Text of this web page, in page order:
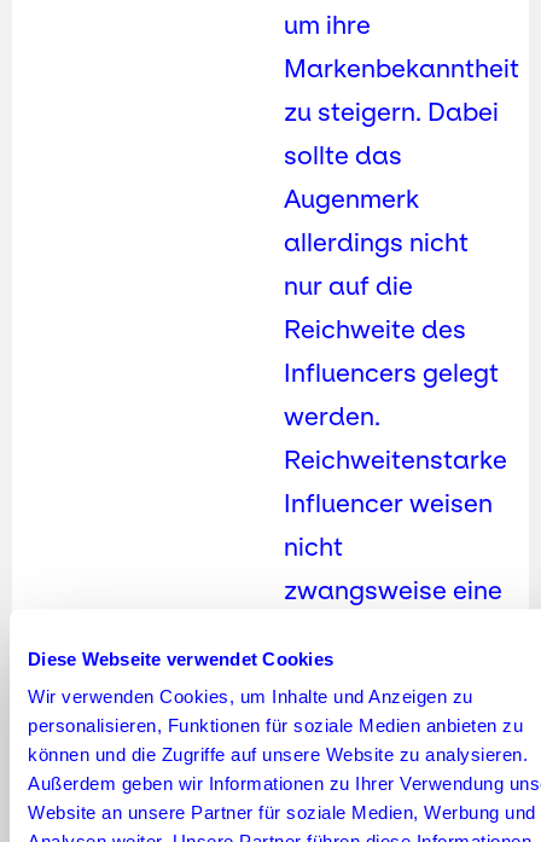
Diese Webseite verwendet Cookies
Wir verwenden Cookies, um Inhalte und Anzeigen zu
personalisieren, Funktionen für soziale Medien anbieten zu
können und die Zugriffe auf unsere Website zu analysieren.
Außerdem geben wir Informationen zu Ihrer Verwendung
Website an unsere Partner für soziale Medien, Werbung und
um ihre
Markenbekanntheit
zu steigern. Dabei
sollte das
Augenmerk
allerdings nicht
nur auf die
Reichweite des
Influencers gelegt
werden.
Reichweitenstarke
Influencer weisen
nicht
zwangsweise eine
Rate oder eine
relevante
Zielgruppe auf.